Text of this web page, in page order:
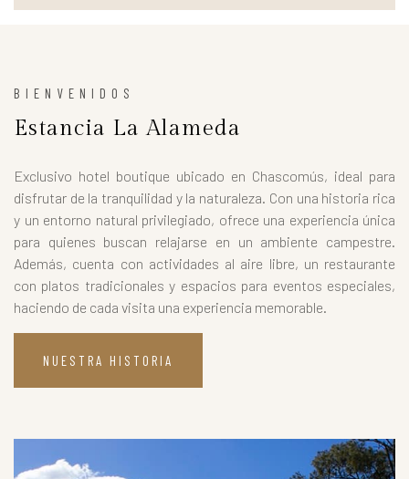
BIENVENIDOS
Estancia La Alameda
Exclusivo hotel boutique ubicado en Chascomús, ideal para
disfrutar de la tranquilidad y la naturaleza. Con una historia rica
y un entorno natural privilegiado, ofrece una experiencia única
para quienes buscan relajarse en un ambiente campestre.
Además, cuenta con actividades al aire libre, un restaurante
con platos tradicionales y espacios para eventos especiales,
haciendo de cada visita una experiencia memorable.
NUESTRA HISTORIA